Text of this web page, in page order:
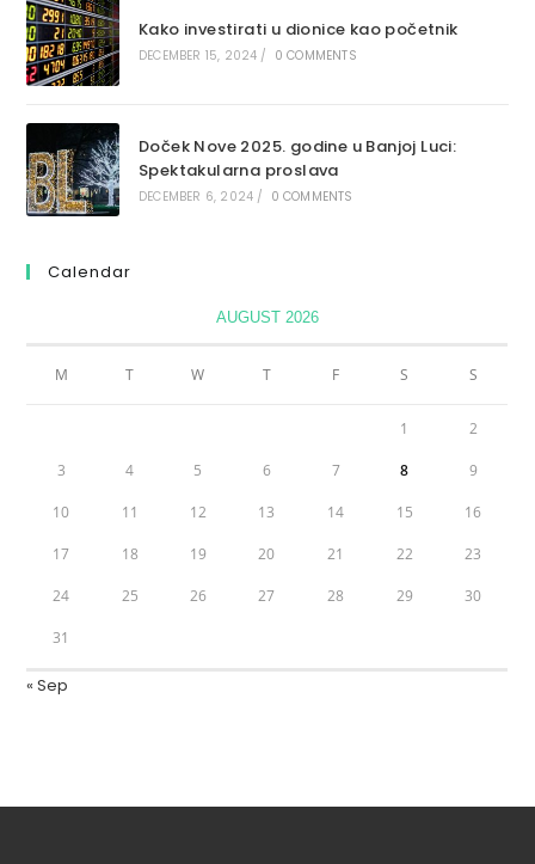
Kako investirati u dionice kao početnik
DECEMBER 15, 2024 / 0 COMMENTS
Doček Nove 2025. godine u Banjoj Luci:
Spektakularna proslava
DECEMBER 6, 2024 / 0 COMMENTS
Calendar
AUGUST 2026
M T W T F S S
1 2
3 4 5 6 7 8 9
10 11 12 13 14 15 16
17 18 19 20 21 22 23
24 25 26 27 28 29 30
31
« Sep